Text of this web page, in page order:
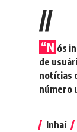
//
“N ós
de
notícias
número
Inhaí